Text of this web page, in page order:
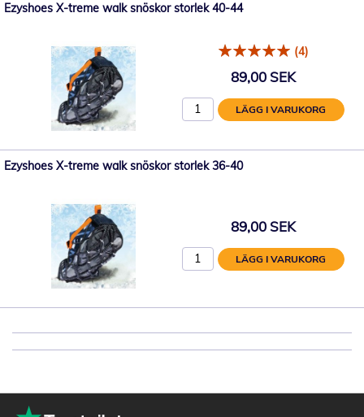
Ezyshoes X-treme walk snöskor storlek 40-44
(4)
89,00 SEK
LÄGG I VARUKORG
Ezyshoes X-treme walk snöskor storlek 36-40
89,00 SEK
LÄGG I VARUKORG